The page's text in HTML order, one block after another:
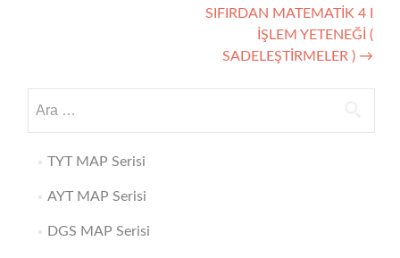
SIFIRDAN MATEMATİK 4 I
İŞLEM YETENEĞİ (
SADELEŞTİRMELER ) →
TYT MAP Serisi
AYT MAP Serisi
DGS MAP Serisi